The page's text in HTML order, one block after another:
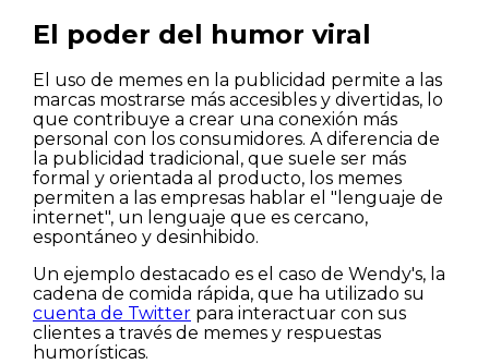
El poder del humor viral
El uso de memes en la publicidad permite a las
marcas mostrarse más accesibles y divertidas, lo
que contribuye a crear una conexión más
personal con los consumidores. A diferencia de
la publicidad tradicional, que suele ser más
formal y orientada al producto, los memes
permiten a las empresas hablar el "lenguaje de
internet", un lenguaje que es cercano,
espontáneo y desinhibido.
Un ejemplo destacado es el caso de Wendy's, la
cadena de comida rápida, que ha utilizado su
cuenta de Twitter para interactuar con sus
clientes a través de memes y respuestas
humorísticas.